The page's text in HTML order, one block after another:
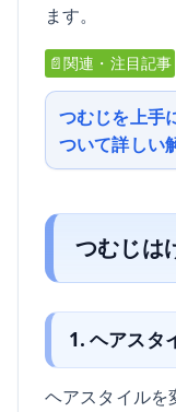
ます。
📄関連・注目記事
つむじを上手
ついて詳しい
つむじは
1. ヘアスタ
ヘアスタイルを